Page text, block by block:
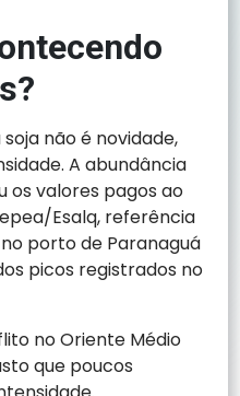
não é novidade,
A abundância
os valores pagos ao
Esalq, referência
porto de Paranaguá
picos registrados no
no Oriente Médio
que poucos